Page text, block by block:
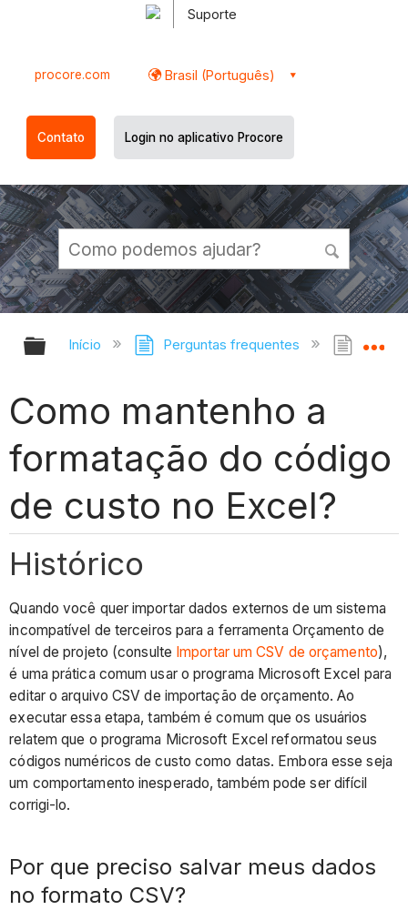
Suporte
procore.com Brasil (Português)
Contato Login no aplicativo Procore
Expandir/recolher hierarquia
Início Perguntas frequentes
Como mantenho a
formatação do código
de custo no Excel?
Histórico
Quando você quer importar dados externos de um sistema
incompatível de terceiros para a ferramenta Orçamento de
nível de projeto (consulte Importar um CSV de orçamento),
é uma prática comum usar o programa Microsoft Excel para
editar o arquivo CSV de importação de orçamento. Ao
executar essa etapa, também é comum que os usuários
relatem que o programa Microsoft Excel reformatou seus
códigos numéricos de custo como datas. Embora esse seja
um comportamento inesperado, também pode ser difícil
corrigi-lo.
Por que preciso salvar meus dados
no formato CSV?